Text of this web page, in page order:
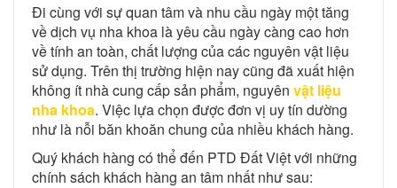
Đi cùng với sự quan tâm và nhu cầu ngày một tăng
về dịch vụ nha khoa là yêu cầu ngày càng cao hơn
về tính an toàn, chất lượng của các nguyên vật liệu
sử dụng. Trên thị trường hiện nay cũng đã xuất hiện
không ít nhà cung cấp sản phẩm, nguyên vật liệu
nha khoa. Việc lựa chọn được đơn vị uy tín dường
như là nỗi băn khoăn chung của nhiều khách hàng.
Quý khách hàng có thể đến PTD Đất Việt với những
chính sách khách hàng an tâm nhất như sau: